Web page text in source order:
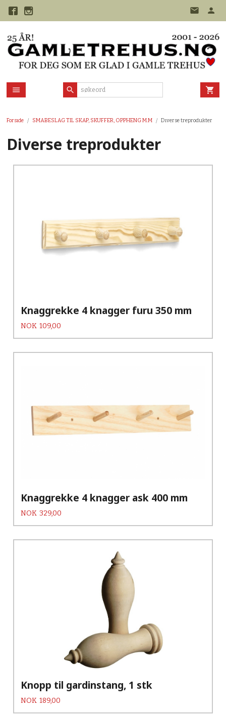
Forside SMÅBESLAG TIL SKAP, SKUFFER, OPPHENG M.M Diverse treprodukter
Diverse treprodukter
Knaggrekke 4 knagger furu 350 mm
Pris
NOK 109,00
Knaggrekke 4 knagger ask 400 mm
Pris
NOK 329,00
Knopp til gardinstang, 1 stk
Pris
NOK 189,00